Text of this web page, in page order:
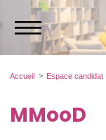
Accueil Espace candidat
MMooD